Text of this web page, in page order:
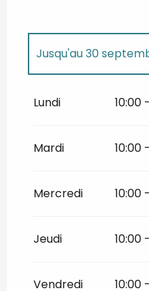
1 janvier 2026 au
Jusqu'au30
Lundi 10:00
Mardi 10:00
Mercredi 10:00
Jeudi 10:00
Vendredi 10:00